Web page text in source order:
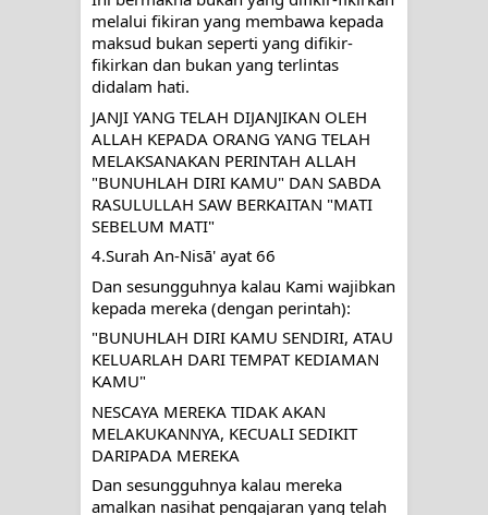
melalui fikiran yang membawa kepada
maksud bukan seperti yang difikir-
fikirkan dan bukan yang terlintas
didalam hati.
JANJI YANG TELAH DIJANJIKAN OLEH
ALLAH KEPADA ORANG YANG TELAH
MELAKSANAKAN PERINTAH ALLAH
"BUNUHLAH DIRI KAMU" DAN SABDA
RASULULLAH SAW BERKAITAN "MATI
SEBELUM MATI"
4.Surah An-Nisā' ayat 66
Dan sesungguhnya kalau Kami wajibkan
kepada mereka (dengan perintah):
"BUNUHLAH DIRI KAMU SENDIRI, ATAU
KELUARLAH DARI TEMPAT KEDIAMAN
KAMU"
NESCAYA MEREKA TIDAK AKAN
MELAKUKANNYA, KECUALI SEDIKIT
DARIPADA MEREKA
Dan sesungguhnya kalau mereka
amalkan nasihat pengajaran yang telah